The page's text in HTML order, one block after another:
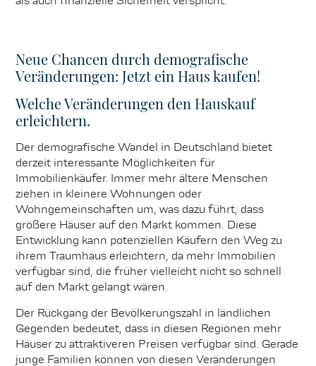
Neue Chancen durch demografische
Veränderungen: Jetzt ein Haus kaufen!
Welche Veränderungen den Hauskauf
erleichtern.
Der demografische Wandel in Deutschland bietet
derzeit interessante Möglichkeiten für
Immobilienkäufer. Immer mehr ältere Menschen
ziehen in kleinere Wohnungen oder
Wohngemeinschaften um, was dazu führt, dass
größere Häuser auf den Markt kommen. Diese
Entwicklung kann potenziellen Käufern den Weg zu
ihrem Traumhaus erleichtern, da mehr Immobilien
verfügbar sind, die früher vielleicht nicht so schnell
auf den Markt gelangt wären.
Der Rückgang der Bevölkerungszahl in ländlichen
Gegenden bedeutet, dass in diesen Regionen mehr
Häuser zu attraktiveren Preisen verfügbar sind. Gerade
junge Familien können von diesen Veränderungen